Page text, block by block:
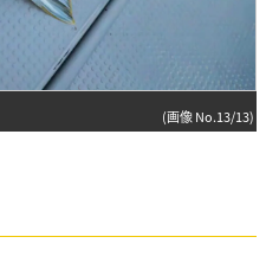
(画像 No.13/13)